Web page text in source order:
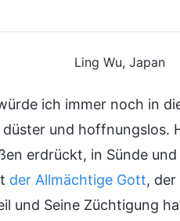
Ling Wu, Japan
ich immer noch in
und
erdrückt, in Sünde
der Allmächtige Gott,
und Seine Züchtigung